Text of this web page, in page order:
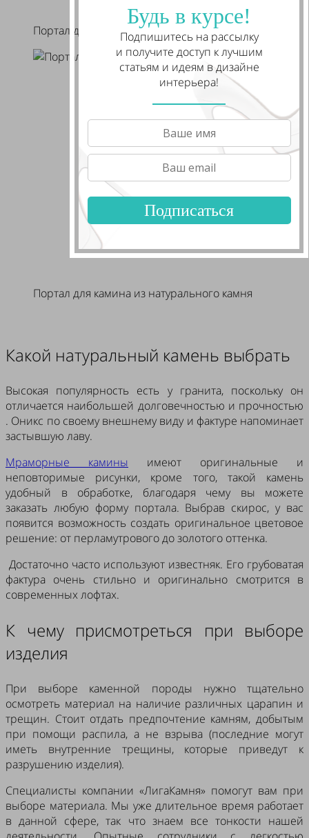
Будь в курсе!
Подпишитесь на рассылку
и получите доступ к лучшим
статьям и идеям в дизайне
интерьера!
Подписаться
Портал для камина из натурального камня
Портал для камина из натурального камня
Какой натуральный камень выбрать
Высокая популярность есть у гранита, поскольку он
отличается наибольшей долговечностью и прочностью
. Оникс по своему внешнему виду и фактуре напоминает
застывшую лаву.
Мраморные камины имеют оригинальные и
неповторимые рисунки, кроме того, такой камень
удобный в обработке, благодаря чему вы можете
заказать любую форму портала. Выбрав скирос, у вас
появится возможность создать оригинальное цветовое
решение: от перламутрового до золотого оттенка.
Достаточно часто используют известняк. Его грубоватая
фактура очень стильно и оригинально смотрится в
современных лофтах.
К чему присмотреться при выборе
изделия
При выборе каменной породы нужно тщательно
осмотреть материал на наличие различных царапин и
трещин. Стоит отдать предпочтение камням, добытым
при помощи распила, а не взрыва (последние могут
иметь внутренние трещины, которые приведут к
разрушению изделия).
Специалисты компании «ЛигаКамня» помогут вам при
выборе материала. Мы уже длительное время работает
в данной сфере, так что знаем все тонкости нашей